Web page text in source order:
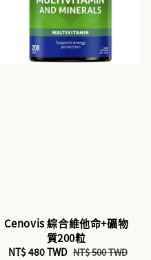
Cenovis 綜合維他命+礦物
質200粒
Sale
NT$ 480 TWD Regular
NT$ 500 TWD